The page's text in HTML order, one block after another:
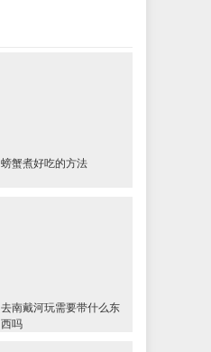
螃蟹煮好吃的方法
去南戴河玩需要带什么东
西吗